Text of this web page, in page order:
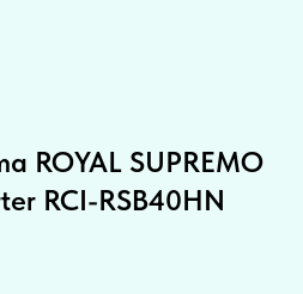
ROYAL SUPREMO
RCI-RSB40HN